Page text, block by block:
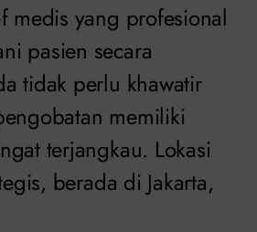
medis yang profesional
pasien secara
tidak perlu khawatir
memiliki
terjangkau. Lokasi
berada di Jakarta,